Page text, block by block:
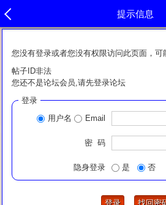
提示信息
您没有登录或者您没有权限访问此页面，可
帖子ID非法
您还不是论坛会员,请先登录论坛
登录
用户名
Email
密 码
隐身登录 是 否